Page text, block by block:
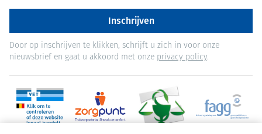
Inschrijven
Door op inschrijven te klikken, schrijft u zich in voor onze
nieuwsbrief en gaat u akkoord met onze privacy policy.